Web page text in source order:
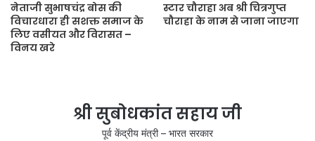
नेताजी सुभाषचंद्र बोस की
विचारधारा ही सशक्त समाज के
लिए वसीयत और विरासत –
विनय खरे
स्टार चौराहा अब श्री चित्रगुप्त
चौराहा के नाम से जाना जाएगा
श्री सुबोधकांत सहाय जी
पूर्व केंद्रीय मंत्री – भारत सरकार